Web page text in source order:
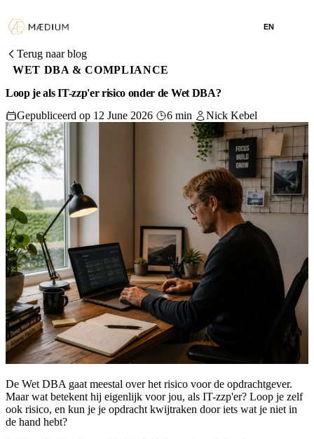
EN
Terug naar blog
WET DBA & COMPLIANCE
Loop je als IT-zzp'er risico onder de Wet DBA?
Gepubliceerd op 12 June 2026
6 min Nick Kebel
De Wet DBA gaat meestal over het risico voor de opdrachtgever.
Maar wat betekent hij eigenlijk voor jou, als IT-zzp'er? Loop je zelf
ook risico, en kun je je opdracht kwijtraken door iets wat je niet in
de hand hebt?